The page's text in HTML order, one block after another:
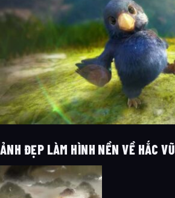
ẢNH ĐẸP LÀM HÌNH NỀN VỀ HẮC VŨ